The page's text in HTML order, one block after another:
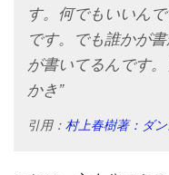
す。何でもいいん
です。でも誰かが
が書いてるんです
かき”
引用： 村上春樹著：ダ